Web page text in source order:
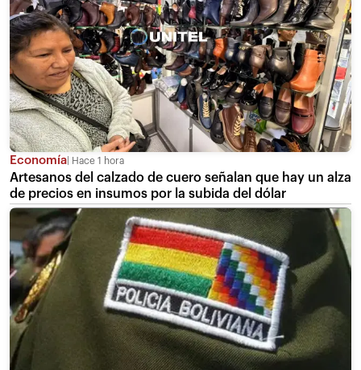
Economía Hace 1 hora
Artesanos del calzado de cuero señalan que hay un alza
de precios en insumos por la subida del dólar